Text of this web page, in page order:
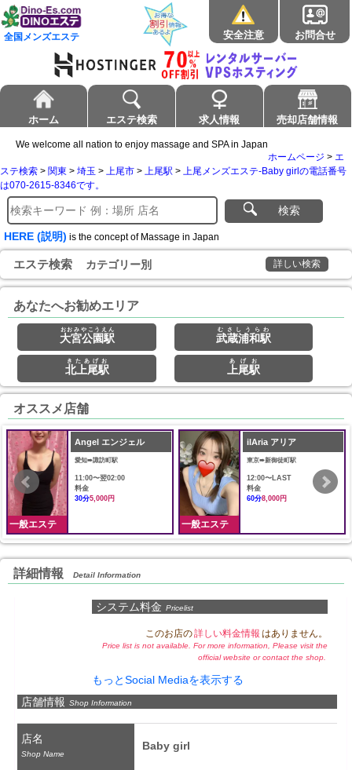
全国メンズエステ 安全注意 お問合せ
ホーム エステ検索 求人情報 売却店舗情報
We welcome all nation to enjoy massage and SPA in Japan
ホームページ > エ
ステ検索 > 関東 > 埼玉 > 上尾市 > 上尾駅 > 上尾メンズエステ-Baby girlの電話番号
は070-2615-8346です。
検索
HERE (説明) is the concept of Massage in Japan
エステ検索 カテゴリー別 詳しい検索
あなたへお勧めエリア
大宮公園駅
おおみやこうえん
武蔵浦和駅
むさしうらわ
北上尾駅
きたあげお
上尾駅
あげお
オススメ店舗
一般エステ
Angel エンジェル
愛知➠諏訪町駅
11:00〜翌02:00
料金
30分5,000円
一般エステ
ilAria アリア
東京➠新御徒町駅
12:00〜LAST
料金
60分8,000円
詳細情報 Detail Information
システム料金 Pricelist
このお店の詳しい料金情報 はありません。
Price list is not available. For more information, Please visit the
official website or contact the shop.
もっとSocial Mediaを表示する
店舗情報 Shop Information
店名
Shop Name
Baby girl